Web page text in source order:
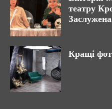
театру
Кращі